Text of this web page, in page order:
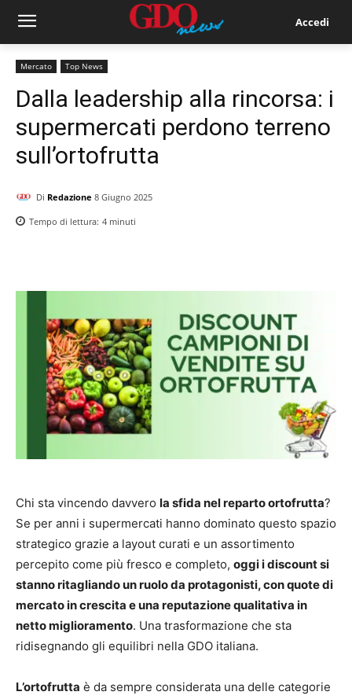
Accedi
Mercato Top News
Dalla leadership alla rincorsa: i
supermercati perdono terreno
sull’ortofrutta
Di Redazione 8 Giugno 2025
Tempo di lettura: 4 minuti
Chi sta vincendo davvero la sfida nel reparto ortofrutta?
Se per anni i supermercati hanno dominato questo spazio
strategico grazie a layout curati e un assortimento
percepito come più fresco e completo, oggi i discount si
stanno ritagliando un ruolo da protagonisti, con quote di
mercato in crescita e una reputazione qualitativa in
netto miglioramento. Una trasformazione che sta
ridisegnando gli equilibri nella GDO italiana.
L’ortofrutta è da sempre considerata una delle categorie